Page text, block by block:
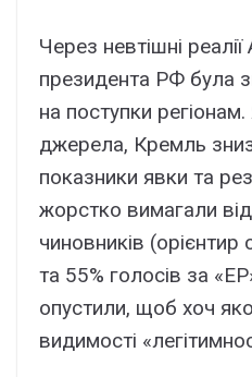
Через невтішні реалії
президента РФ була
на поступки
джерела, Кремль
показники явки та
жорстко вимагали
чиновників
та 55% голосів за
опустили, щоб хоч
видимості